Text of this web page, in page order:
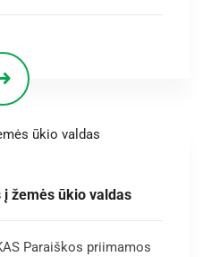
į žemės ūkio valdas
Paraiškos priimamos